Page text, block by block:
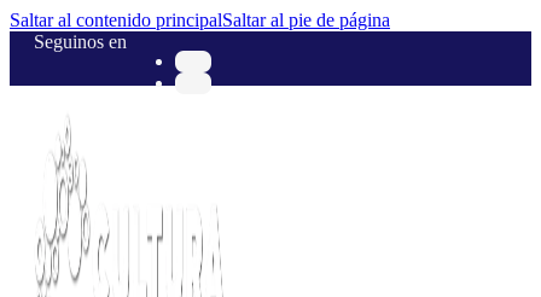
Saltar al contenido principalSaltar al pie de página
Seguinos en